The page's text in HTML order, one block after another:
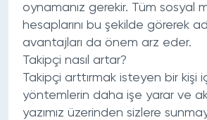
oynamanız gerekir. Tüm sosyal
hesaplarını bu şekilde görerek
avantajları da önem arz eder.
Takipçi nasıl artar?
Takipçi arttırmak isteyen bir kişi
yöntemlerin daha işe yarar ve
yazımız üzerinden sizlere